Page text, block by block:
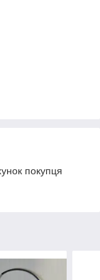
покупця